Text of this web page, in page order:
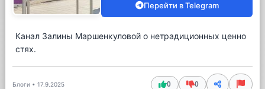
Перейти в Telegram
Канал Залины Маршенкуловой о нетрадиционных ценно
стях.
Блоги • 17.9.2025 0 0